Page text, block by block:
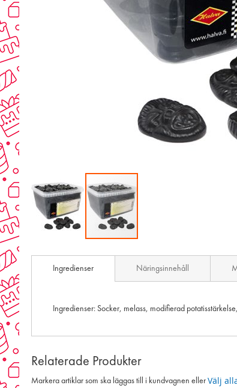
to
Ingredienser
Ingredienser: Socker, melass, modifierad
Näringsinnehåll
Relaterade Produkter
Markera artiklar som ska läggas till i kundvagnen eller Välj